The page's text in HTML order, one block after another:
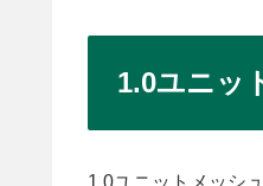
1.0ユニッ